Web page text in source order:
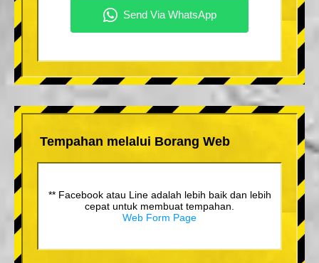
Tempahan melalui Borang Web
** Facebook atau Line adalah lebih baik dan lebih
cepat untuk membuat tempahan.
Web Form Page